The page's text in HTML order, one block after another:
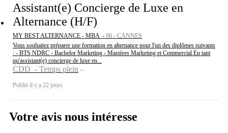
Assistant(e) Concierge de Luxe en
Alternance (H/F)
MY BEST ALTERNANCE - MBA - 06 - CANNES
Vous souhaitez préparer une formation en alternance pour l'un des diplômes suivants
: - BTS NDRC - Bachelor Marketing - Mastères Marketing et Commercial En tant
qu'assistant(e) concierge de luxe en...
CDD - Temps plein
Publié il y a 22 jours
Votre avis nous intéresse